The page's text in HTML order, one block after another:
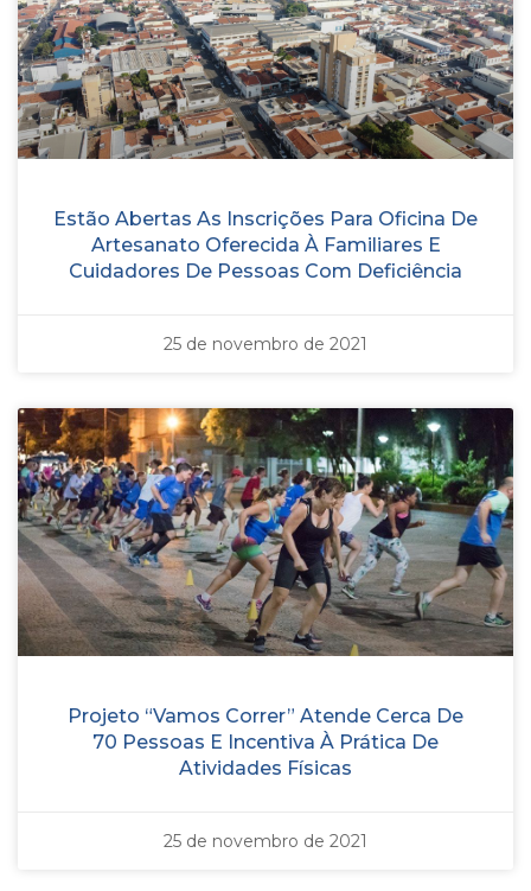
Estão Abertas As Inscrições Para Oficina De
Artesanato Oferecida À Familiares E
Cuidadores De Pessoas Com Deficiência
25 de novembro de 2021
Projeto “Vamos Correr” Atende Cerca De
70 Pessoas E Incentiva À Prática De
Atividades Físicas
25 de novembro de 2021